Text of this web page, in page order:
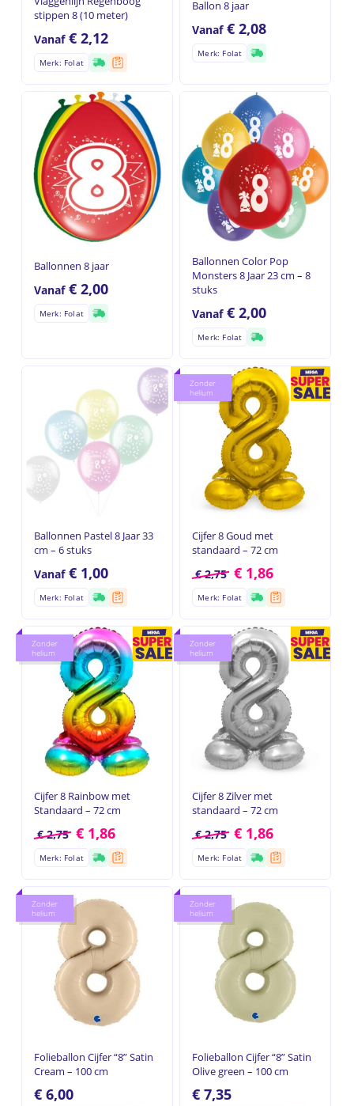
stippen 8 (10 meter)
Vanaf€ 2,12
Merk: Folat
Ballon 8 jaar
Vanaf€2,08
Merk: Folat
Ballonnen 8 jaar
Vanaf€ 2,00
Merk: Folat
Ballonnen Color Pop
Monsters 8 Jaar 23 cm – 8
stuks
Vanaf€2,00
Merk: Folat
Ballonnen Pastel 8 Jaar 33
cm – 6 stuks
Vanaf€ 1,00
Merk: Folat
Zonder
helium
Cijfer 8 Goud met
standaard – 72 cm
€2,75 € 1,86
Merk: Folat
Zonder
helium
Cijfer 8 Rainbow met
Standaard – 72 cm
€2,75 € 1,86
Merk: Folat
Zonder
helium
Cijfer 8 Zilver met
standaard – 72 cm
€2,75 € 1,86
Merk: Folat
Zonder
helium
Folieballon Cijfer “8” Satin
Cream – 100 cm
€6,00
Zonder
helium
Folieballon Cijfer “8” Satin
Olive green – 100 cm
€ 7,35